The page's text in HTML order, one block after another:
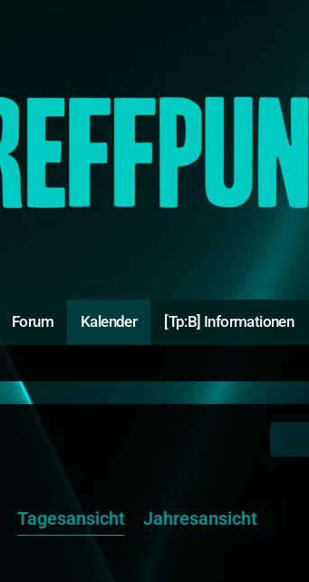
Forum Kalender [Tp:B] Informationen
Tagesansicht Jahresansicht